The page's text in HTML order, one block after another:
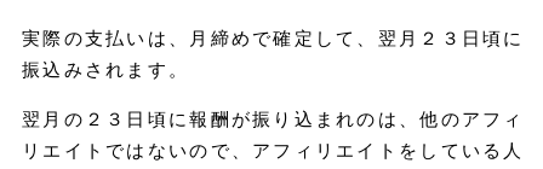
実際の支払いは、月締めで確定して、翌月２３日頃に
振込みされます。
翌月の２３日頃に報酬が振り込まれのは、他のアフィ
リエイトではないので、アフィリエイトをしている人